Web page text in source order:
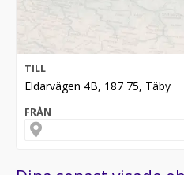
TILL
Eldarvägen 4B, 187 75, Täby
FRÅN